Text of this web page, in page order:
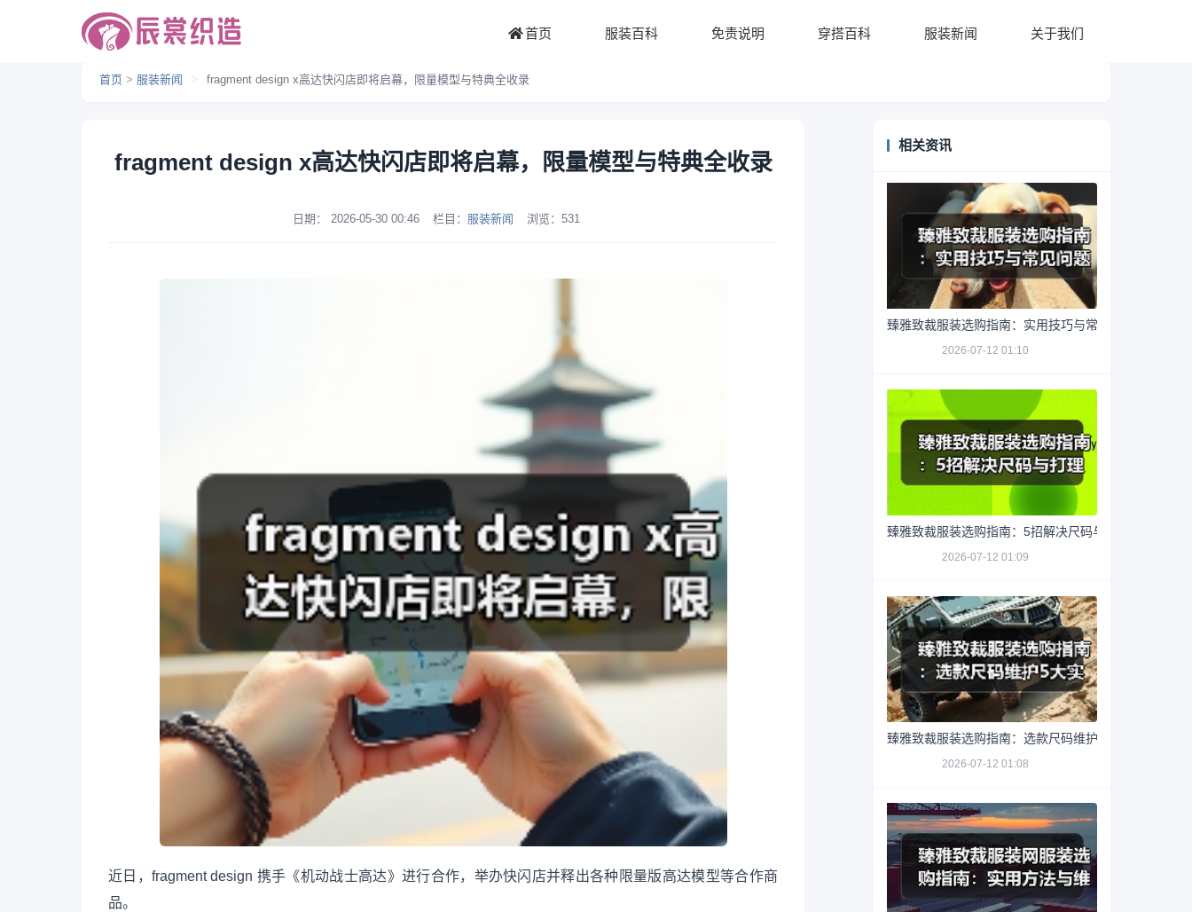
首页 服装百科 免责说明 穿搭百科 服装新闻 关于我们
首页 > 服装新闻 > fragment design x高达快闪店即将启幕，限量模型与特典全收录
fragment design x高达快闪店即将启幕，限量模型与特典全收录
日期： 2026-05-30 00:46 栏目： 服装新闻 浏览： 531
近日，fragment design 携手《机动战士高达》进行合作，举办快闪店并释出各种限量版高达模型等合作商
品。
相关资讯
臻雅致裁服装选购指南：实用技巧与常见问题解析
2026-07-12 01:10
臻雅致裁服装选购指南：5招解决尺码与打理难题
2026-07-12 01:09
臻雅致裁服装选购指南：选款尺码维护5大实用方法
2026-07-12 01:08